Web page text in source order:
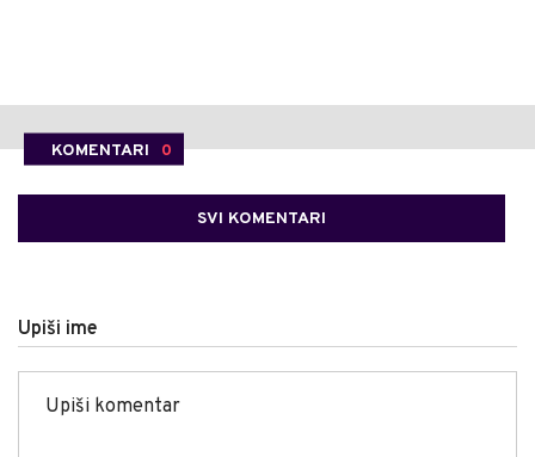
KOMENTARI 0
SVI KOMENTARI
Upiši ime